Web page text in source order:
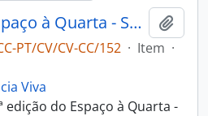
3.ª edição de O Espaço à Quarta - Sessões on-line - Quarta-feira do mês às 18:30
PT/CV/CV-CC/152 · Item ·
Viva
edição do Espaço à Quarta -